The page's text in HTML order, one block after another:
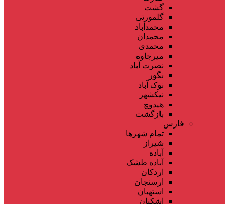
گشت
گلمورتی
محمدآباد
محمدان
محمدی
میرجاوه
نصرت آباد
نگور
نوک آباد
نیکشهر
هیدوچ
بازگشت
فارس
تمام شهر‌ها
شیراز
آباده
آباده طشک
اردکان
ارسنجان
استهبان
اشکنان